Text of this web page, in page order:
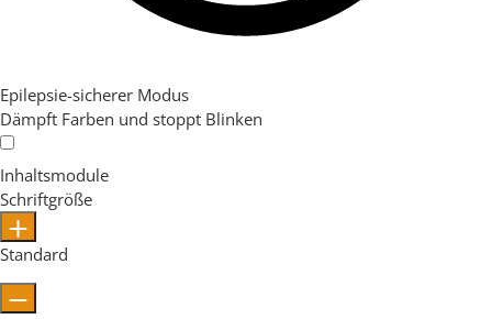
Epilepsie-sicherer Modus
Dämpft Farben und stoppt Blinken
Inhaltsmodule
Schriftgröße
Standard